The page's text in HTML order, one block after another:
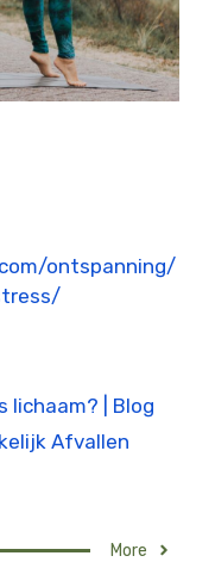
ontspanning/
lichaam? | Blog
Afvallen
More